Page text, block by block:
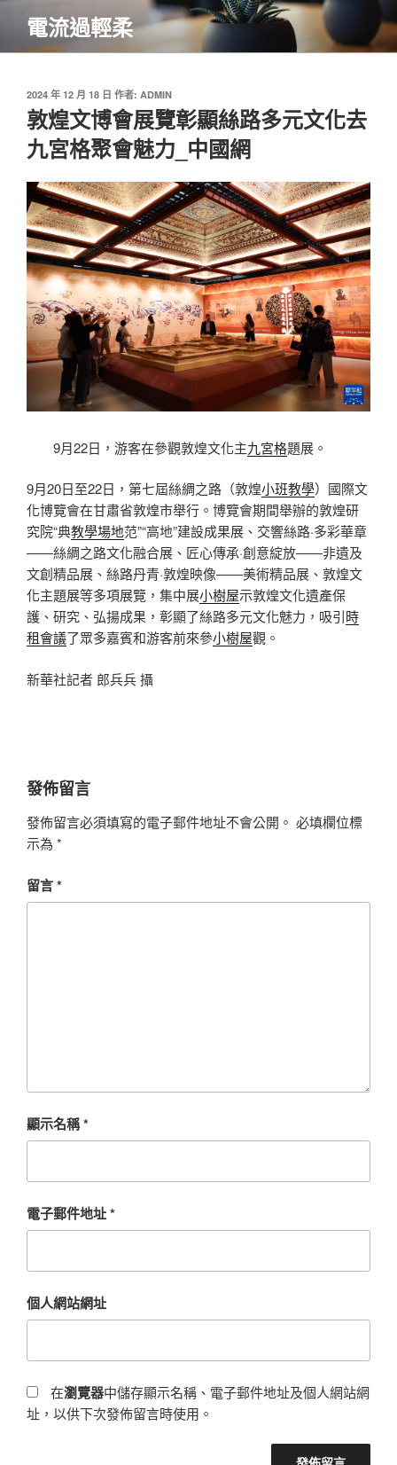
主
電流過輕柔
發
佈
於
2024 年 12 月 18 日 作者: ADMIN
敦煌文博會展覽彰顯絲路多元文化去
九宮格聚會魅力_中國網
9月22日，游客在參觀敦煌文化主九宮格題展。
9月20日至22日，第七屆絲綢之路（敦煌小班教學）國際文
化博覽會在甘肅省敦煌市舉行。博覽會期間舉辦的敦煌研
究院“典教學場地范”“高地”建設成果展、交響絲路·多彩華章
——絲綢之路文化融合展、匠心傳承·創意綻放——非遺及
文創精品展、絲路丹青·敦煌映像——美術精品展、敦煌文
化主題展等多項展覽，集中展小樹屋示敦煌文化遺產保
護、研究、弘揚成果，彰顯了絲路多元文化魅力，吸引時
租會議了眾多嘉賓和游客前來參小樹屋觀。
新華社記者 郎兵兵 攝
發佈留言
發佈留言必須填寫的電子郵件地址不會公開。 必填欄位標
示為 *
留言*
顯示名稱*
電子郵件地址*
個人網站網址
在瀏覽器中儲存顯示名稱、電子郵件地址及個人網站網
址，以供下次發佈留言時使用。